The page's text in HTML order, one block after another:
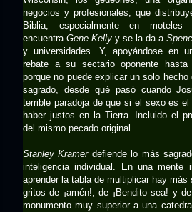
negocios y profesionales, que
Biblia, especialmente en
encuentra Gene Kelly y se la da a
y universidades. Y, apoyándose en
rebate a su sectario oponente hasta
porque no puede explicar un solo
sagrado, desde qué pasó cuando
terrible paradoja de que si el sexo es el
haber justos en la Tierra. Incluido el
del mismo pecado original.
Stanley Kramerdefiende lo más
inteligencia individual. En una mente
aprender la tabla de multiplicar hay más
gritos de ¡amén!, de ¡Bendito sea! y
monumento muy superior a una